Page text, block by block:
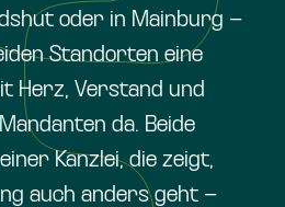
oder in Mainburg –
Standorten eine
Herz, Verstand und
da. Beide
Kanzlei, die zeigt,
auch anders geht –